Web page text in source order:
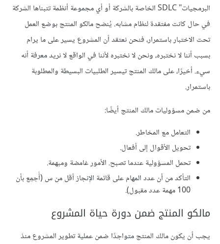
البرمجيات" SDLC الخاصة بالشركة أو أي مجموعة أنظمة تتبناها الشركة
في حال كانت مفتقدة لنظام مشابه. يُنصَح مالكو المنتج بوضع العمل
تحت الاختبار باستمرار، فنحن نعتقد أن المشروع يسير على ما يرام
بسبب أننا لا نختبره، ونحن لا نختبره لأننا في الواقع لا نريد معرفة أنه
سيء. أخيرًا، على مالك المنتج تيسير الطلبيات البسيطة والمطلوبة
باستمرار.
من ضمن مسؤوليات مالك المنتج أيضًا:
التعامل مع المخاطر.
تحويل الأقوال إلى أفعال.
تحمل المسؤولية عندما تصبح. الأمور غامضة ومبهمة.
التأكد من أن عدد المهام على قائمة الإنجاز أقل من س (أُجمِع بأن
100 مهمة عدد مقبول).
مالكو المنتج ضمن دورة حياة المشروع
يجب أن يكون مالك المنتج متواجدًا ضمن عملية تطوير المشروع منذ